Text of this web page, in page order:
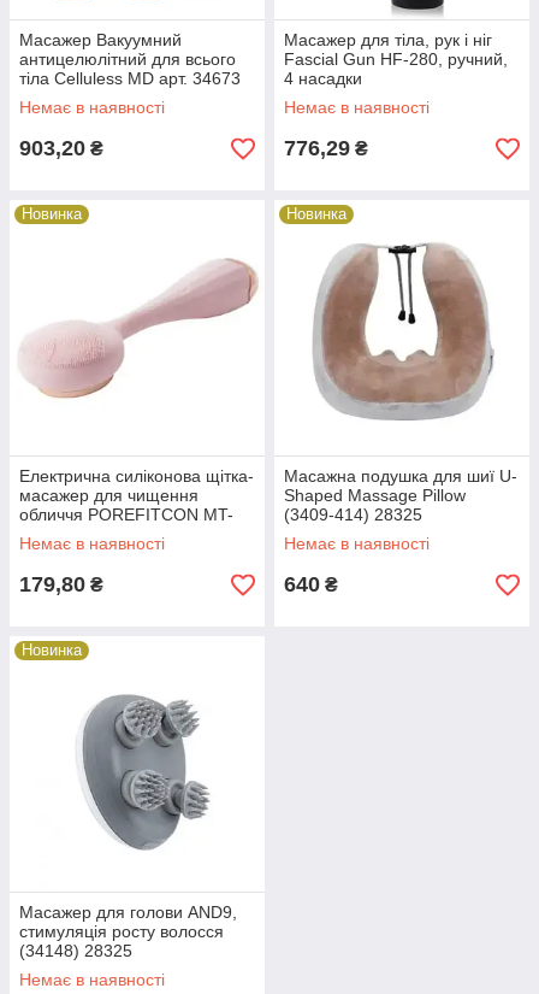
Масажер Вакуумний
антицелюлітний для всього
тіла Celluless MD арт. 34673
Немає в наявності
903,20 ₴
Масажер для тіла, рук і ніг
Fascial Gun HF-280, ручний,
4 насадки
Немає в наявності
776,29 ₴
Новинка
Електрична силіконова щітка-
масажер для чищення
обличчя POREFITCON MT-
006 38315
Немає в наявності
179,80 ₴
Новинка
Масажна подушка для шиї U-
Shaped Massage Pillow
(3409-414) 28325
Немає в наявності
640 ₴
Новинка
Масажер для голови AND9,
стимуляція росту волосся
(34148) 28325
Немає в наявності